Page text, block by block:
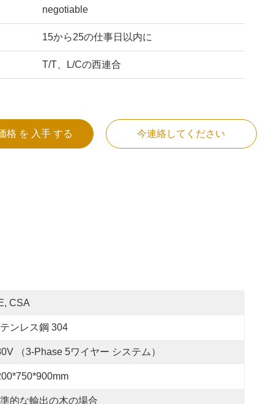
negotiable
15から25の仕事日以内に
T/T、L/Cの西連合
格 を 入手 する 今連絡してください
CSA
ンレス鋼 304
（3-Phase 5ワイヤー システム）
的な輸出の木の場合